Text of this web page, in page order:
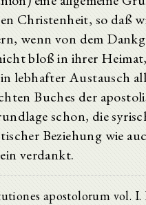
Christenheit, so daß
wenn von dem
bloß in ihrer
lebhafter Austausch
Buches der
schon, die
Beziehung wie
verdankt.
apostolorum vol. I.